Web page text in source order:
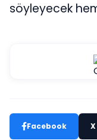
söyleyecek
Facebook